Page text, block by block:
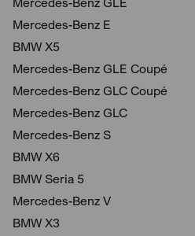
Mercedes-Benz E
BMW X5
Mercedes-Benz GLE Coupé
Mercedes-Benz GLC Coupé
Mercedes-Benz GLC
Mercedes-Benz S
BMW X6
BMW Seria 5
Mercedes-Benz V
BMW X3